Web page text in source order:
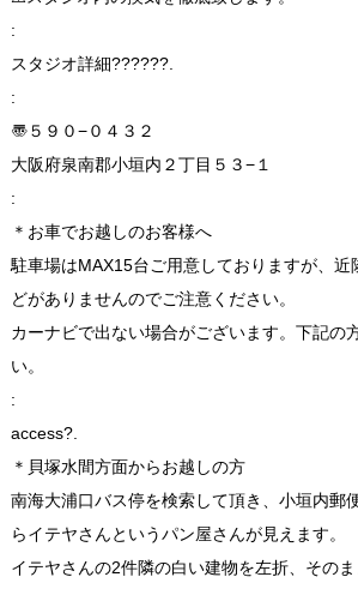
:
スタジオ詳細??????.
:
〠５９０−０４３２
大阪府泉南郡小垣内２丁目５３−１
:
＊お車でお越しのお客様へ
駐車場はMAX15台ご用意しておりますが、近
どがありませんのでご注意ください。
カーナビで出ない場合がございます。下記の
い。
:
access?.
＊貝塚水間方面からお越しの方
南海大浦口バス停を検索して頂き、小垣内郵
らイテヤさんというパン屋さんが見えます。
イテヤさんの2件隣の白い建物を左折、その